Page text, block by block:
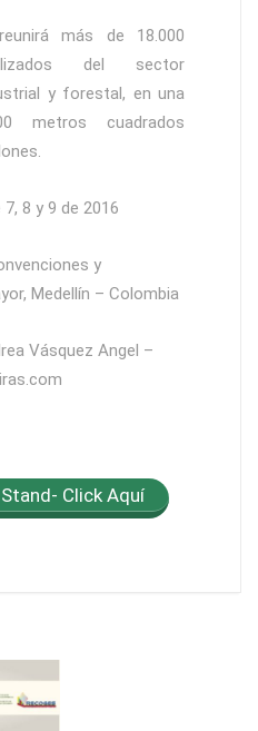
más de 18.000
del sector
y forestal, en una
metros cuadrados
8 y 9 de 2016
y
Medellín – Colombia
Vásquez Angel –
Click Aquí